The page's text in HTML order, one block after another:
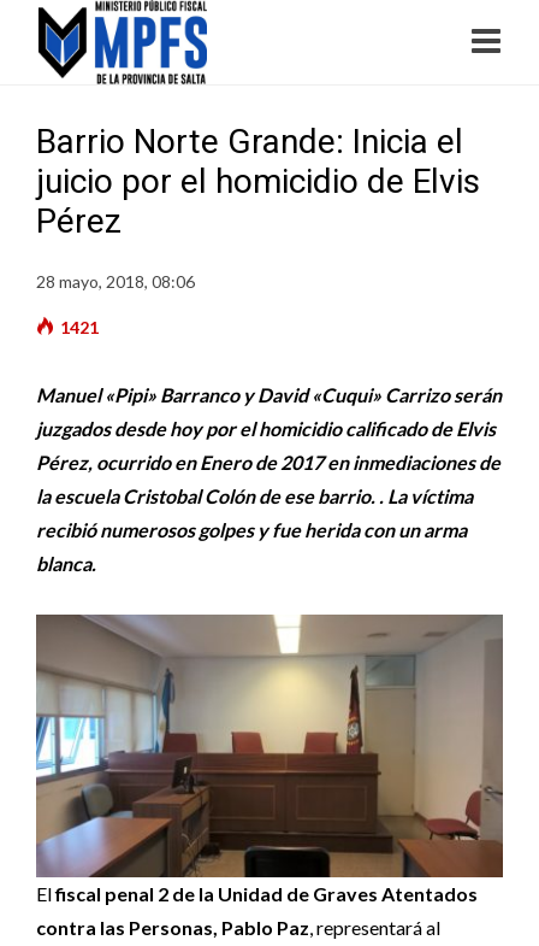
Barrio Norte Grande: Inicia el
juicio por el homicidio de Elvis
Pérez
28 mayo, 2018, 08:06
1421
Manuel «Pipi» Barranco y David «Cuqui» Carrizo serán
juzgados desde hoy por el homicidio calificado de Elvis
Pérez, ocurrido en Enero de 2017 en inmediaciones de
la escuela Cristobal Colón de ese barrio. . La víctima
recibió numerosos golpes y fue herida con un arma
blanca.
Elfiscal penal 2 de la Unidad de Graves Atentados
contra las Personas, Pablo Paz, representará al